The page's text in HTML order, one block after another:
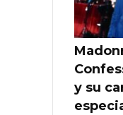
y su